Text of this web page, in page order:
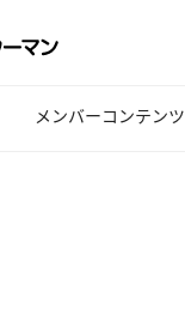
メンバーコンテンツ